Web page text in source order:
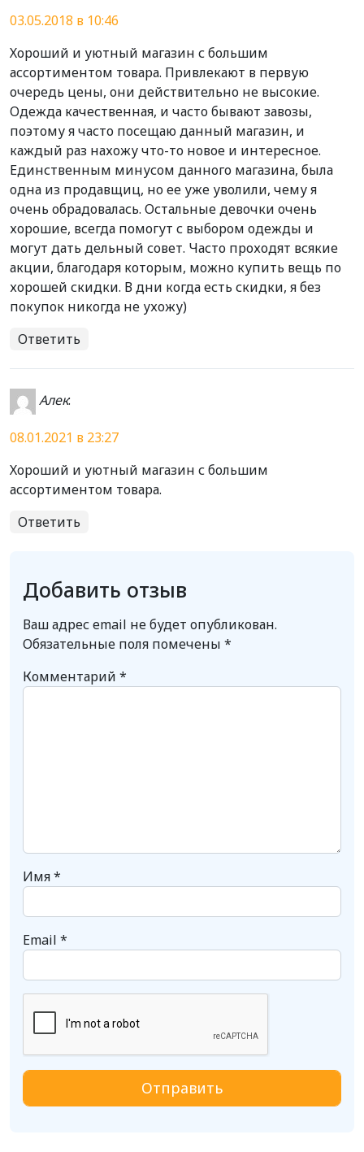
03.05.2018 в 10:46
Хороший и уютный магазин с большим
ассортиментом товара. Привлекают в первую
очередь цены, они действительно не высокие.
Одежда качественная, и часто бывают завозы,
поэтому я часто посещаю данный магазин, и
каждый раз нахожу что-то новое и интересное.
Единственным минусом данного магазина, была
одна из продавщиц, но ее уже уволили, чему я
очень обрадовалась. Остальные девочки очень
хорошие, всегда помогут с выбором одежды и
могут дать дельный совет. Часто проходят всякие
акции, благодаря которым, можно купить вещь по
хорошей скидки. В дни когда есть скидки, я без
покупок никогда не ухожу)
Ответить
Алек:
08.01.2021 в 23:27
Хороший и уютный магазин с большим
ассортиментом товара.
Ответить
Добавить отзыв
Ваш адрес email не будет опубликован.
Обязательные поля помечены *
Комментарий *
Имя*
Email *